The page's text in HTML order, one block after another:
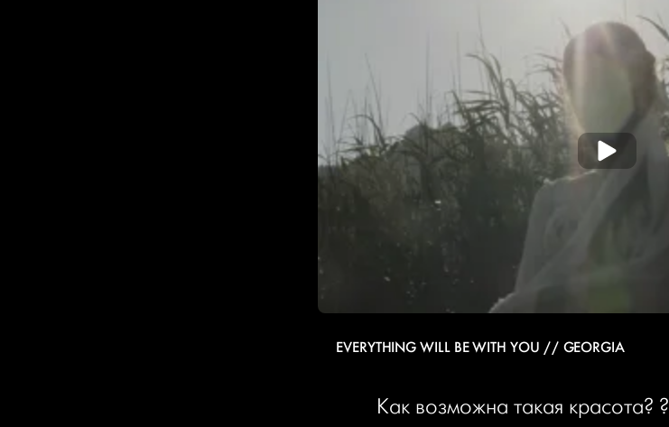
EVERYTHING WILL BE WITH YOU // GEORGIA
Как возможна такая красота? ?